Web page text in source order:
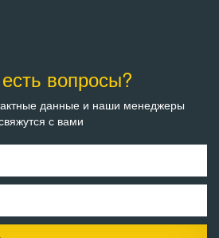
вопросы?
данные и наши менеджеры
с вами